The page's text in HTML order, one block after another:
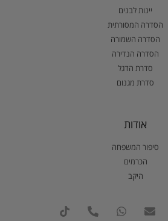
יינות לבנים
הסדרה המסורתית
הסדרה השמורה
הסדרה הנדירה
סדרת הדגל
סדרת מגנום
אודות
סיפור המשפחה
הכרמים
היקב